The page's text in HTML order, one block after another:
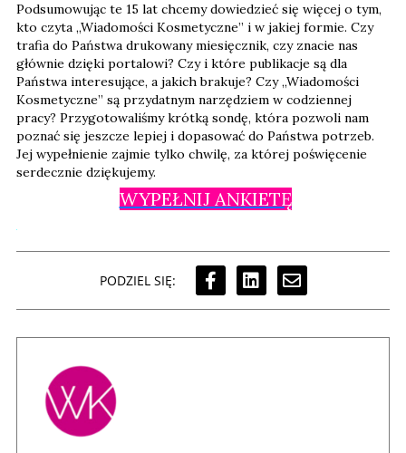
Podsumowując te 15 lat chcemy dowiedzieć się więcej o tym,
kto czyta „Wiadomości Kosmetyczne” i w jakiej formie. Czy
trafia do Państwa drukowany miesięcznik, czy znacie nas
głównie dzięki portalowi? Czy i które publikacje są dla
Państwa interesujące, a jakich brakuje? Czy „Wiadomości
Kosmetyczne” są przydatnym narzędziem w codziennej
pracy? Przygotowaliśmy krótką sondę, która pozwoli nam
poznać się jeszcze lepiej i dopasować do Państwa potrzeb.
Jej wypełnienie zajmie tylko chwilę, za której poświęcenie
serdecznie dziękujemy.
WYPEŁNIJ ANKIETĘ
PODZIEL SIĘ: